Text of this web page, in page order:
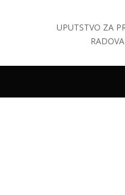
UPUTSTVO ZA
RADOVA